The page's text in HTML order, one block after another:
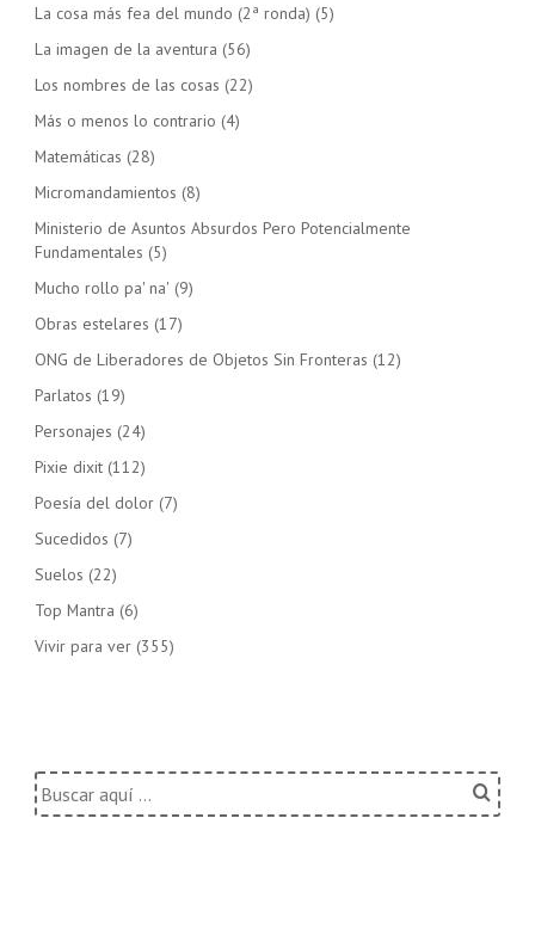
La cosa más fea del mundo (2ª ronda) (5)
La imagen de la aventura (56)
Los nombres de las cosas (22)
Más o menos lo contrario (4)
Matemáticas (28)
Micromandamientos (8)
Ministerio de Asuntos Absurdos Pero Potencialmente
Fundamentales (5)
Mucho rollo pa' na' (9)
Obras estelares (17)
ONG de Liberadores de Objetos Sin Fronteras (12)
Parlatos (19)
Personajes (24)
Pixie dixit (112)
Poesía del dolor (7)
Sucedidos (7)
Suelos (22)
Top Mantra (6)
Vivir para ver (355)
Buscar
por: